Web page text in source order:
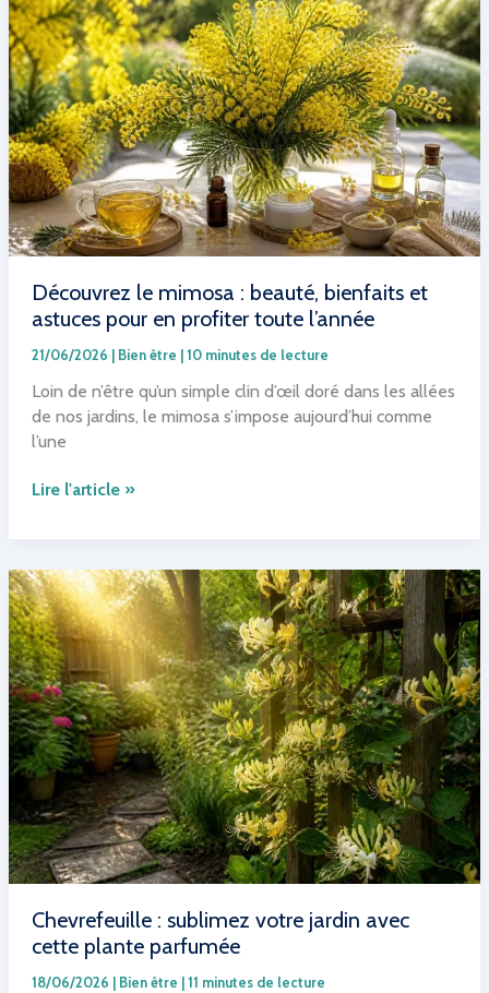
répétés
avant
de
s’endormir
Découvrez le mimosa : beauté, bienfaits et
astuces pour en profiter toute l’année
21/06/2026 | Bien être |10 minutes de lecture
Loin de n’être qu’un simple clin d’œil doré dans les allées
de nos jardins, le mimosa s’impose aujourd’hui comme
l’une
Découvrez
beauté,
bienfaits
et
astuces
pour
en
profiter
toute
l’année
Lire l'article »
Chevrefeuille : sublimez votre jardin avec
cette plante parfumée
18/06/2026 | Bien être |11 minutes de lecture